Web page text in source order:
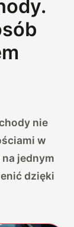
nie
w
jednym
dzięki